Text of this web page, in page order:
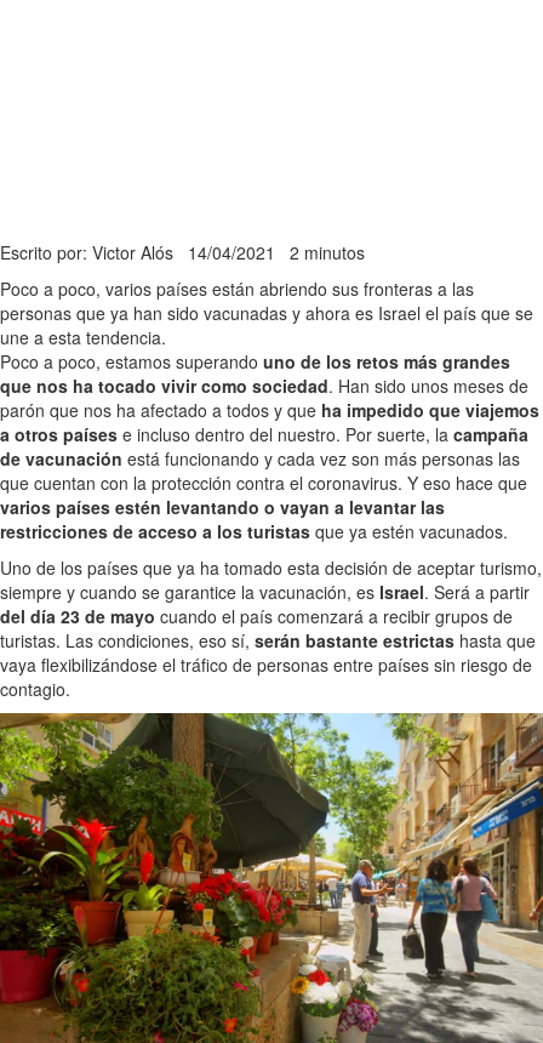
Escrito por: Victor Alós 14/04/2021 2 minutos
Poco a poco, varios países están abriendo sus fronteras a las
personas que ya han sido vacunadas y ahora es Israel el país que se
une a esta tendencia.
Poco a poco, estamos superando uno de los retos más grandes
que nos ha tocado vivir como sociedad. Han sido unos meses de
parón que nos ha afectado a todos y que ha impedido que viajemos
a otros países e incluso dentro del nuestro. Por suerte, la campaña
de vacunación está funcionando y cada vez son más personas las
que cuentan con la protección contra el coronavirus. Y eso hace que
varios países estén levantando o vayan a levantar las
restricciones de acceso a los turistas que ya estén vacunados.
Uno de los países que ya ha tomado esta decisión de aceptar turismo,
siempre y cuando se garantice la vacunación, es Israel. Será a partir
del día 23 de mayo cuando el país comenzará a recibir grupos de
turistas. Las condiciones, eso sí, serán bastante estrictas hasta que
vaya flexibilizándose el tráfico de personas entre países sin riesgo de
contagio.